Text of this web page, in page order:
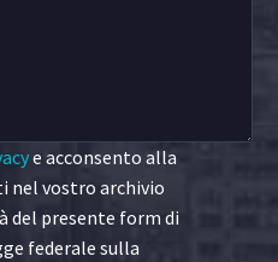
e acconsento alla
nel vostro archivio
del presente form di
federale sulla